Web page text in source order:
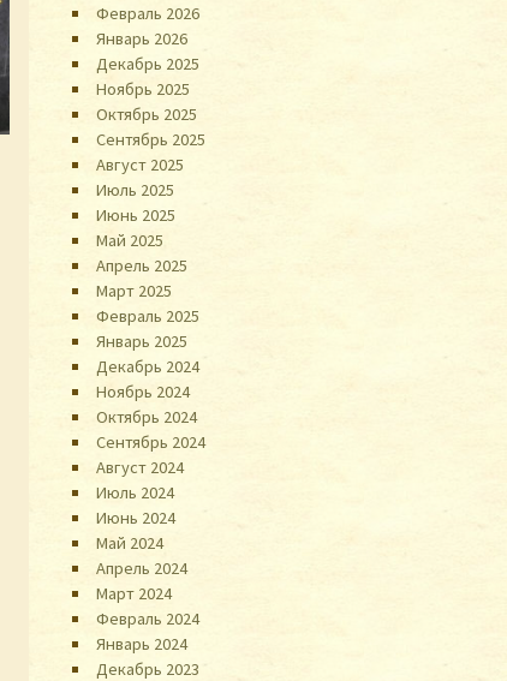
Февраль 2026
Январь 2026
Декабрь 2025
Ноябрь 2025
Октябрь 2025
Сентябрь 2025
Август 2025
Июль 2025
Июнь 2025
Май 2025
Апрель 2025
Март 2025
Февраль 2025
Январь 2025
Декабрь 2024
Ноябрь 2024
Октябрь 2024
Сентябрь 2024
Август 2024
Июль 2024
Июнь 2024
Май 2024
Апрель 2024
Март 2024
Февраль 2024
Январь 2024
Декабрь 2023